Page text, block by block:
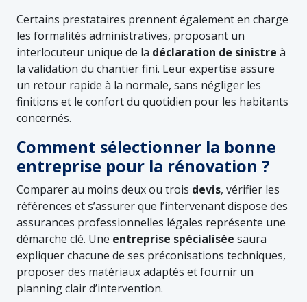
Certains prestataires prennent également en charge
les formalités administratives, proposant un
interlocuteur unique de la déclaration de sinistre à
la validation du chantier fini. Leur expertise assure
un retour rapide à la normale, sans négliger les
finitions et le confort du quotidien pour les habitants
concernés.
Comment sélectionner la bonne
entreprise pour la rénovation ?
Comparer au moins deux ou trois devis, vérifier les
références et s’assurer que l’intervenant dispose des
assurances professionnelles légales représente une
démarche clé. Une entreprise spécialisée saura
expliquer chacune de ses préconisations techniques,
proposer des matériaux adaptés et fournir un
planning clair d’intervention.